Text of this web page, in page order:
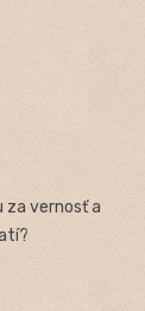
za vernosť a